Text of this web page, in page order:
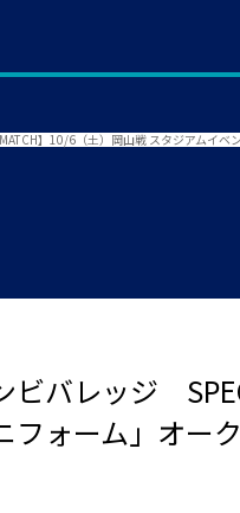
】10/6（土）岡山戦 スタジアムイ
ビバレッジ
フォーム」オー